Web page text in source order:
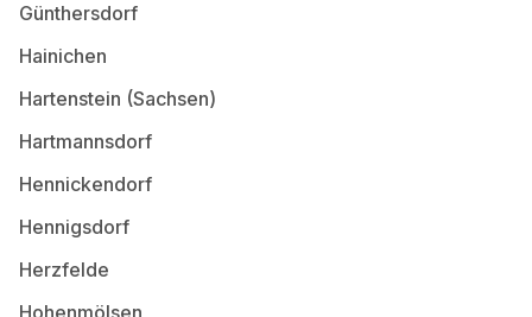
Günthersdorf
Hainichen
Hartenstein (Sachsen)
Hartmannsdorf
Hennickendorf
Hennigsdorf
Herzfelde
Hohenmölsen